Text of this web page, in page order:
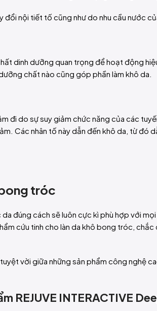
đổi nội tiết tố cũng như do nhu cầu nước
dinh dưỡng quan trọng để hoạt động
chất nào cũng góp phần làm khô da.
đi do sự suy giảm chức năng của các
Các nhân tố này dẫn đến khô da, từ đó
tróc
đúng cách sẽ luôn cực kì phù hợp với
cứu tinh cho làn da khô bong tróc,
vời giữa những sản phẩm công nghệ
REJUVE INTERACTIVE